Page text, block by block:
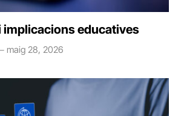
implicacions educatives
maig 28, 2026